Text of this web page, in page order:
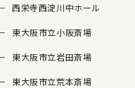
西栄寺西淀川中ホール
東大阪市立小阪斎場
東大阪市立岩田斎場
東大阪市立荒本斎場